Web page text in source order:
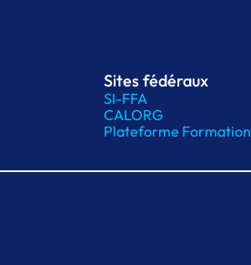
Sites fédéraux
SI-FFA
CALORG
Plateforme Formation